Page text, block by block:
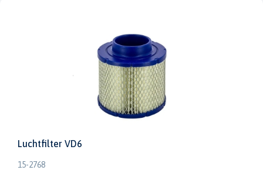
Luchtfilter VD6
15-2768